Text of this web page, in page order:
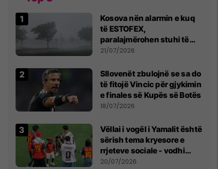
Kosova nën alarmin e kuq
të ESTOFEX,
paralajmërohen stuhi të
fuqishme me breshër dhe
21/07/2026
Sllovenët zbulojnë se sa do
të fitojë Vincic për gjykimin
e finales së Kupës së Botës
18/07/2026
Vëllai i vogël i Yamalit është
sërish tema kryesore e
rrjeteve sociale - vodhi
vëmendjen pas finales së
20/07/2026